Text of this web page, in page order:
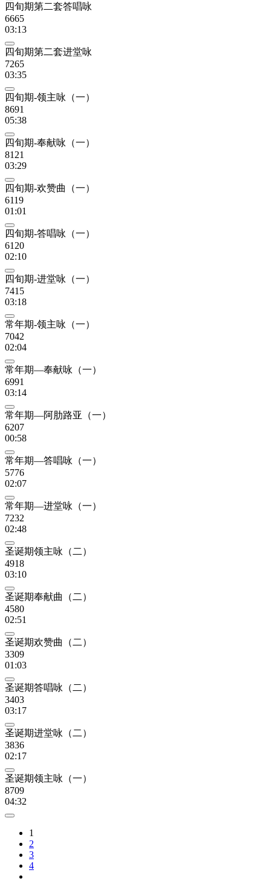
四旬期第二套答唱咏
6665
03:13
四旬期第二套进堂咏
7265
03:35
四旬期-领主咏（一）
8691
05:38
四旬期-奉献咏（一）
8121
03:29
四旬期-欢赞曲（一）
6119
01:01
四旬期-答唱咏（一）
6120
02:10
四旬期-进堂咏（一）
7415
03:18
常年期-领主咏（一）
7042
02:04
常年期—奉献咏（一）
6991
03:14
常年期—阿肋路亚（一）
6207
00:58
常年期—答唱咏（一）
5776
02:07
常年期—进堂咏（一）
7232
02:48
圣诞期领主咏（二）
4918
03:10
圣诞期奉献曲（二）
4580
02:51
圣诞期欢赞曲（二）
3309
01:03
圣诞期答唱咏（二）
3403
03:17
圣诞期进堂咏（二）
3836
02:17
圣诞期领主咏（一）
8709
04:32
1
2
3
4